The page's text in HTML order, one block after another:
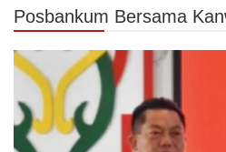
Posbankum Bersama